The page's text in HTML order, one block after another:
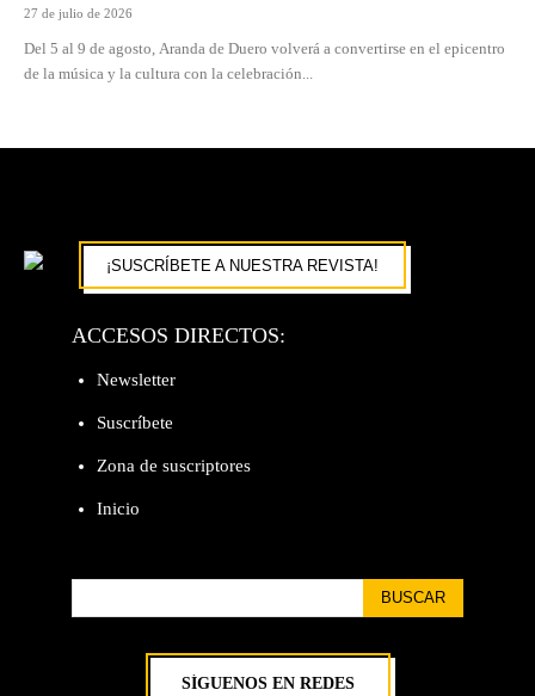
27 de julio de 2026
Del 5 al 9 de agosto, Aranda de Duero volverá a convertirse en el epicentro
de la música y la cultura con la celebración...
¡SUSCRÍBETE A NUESTRA REVISTA!
ACCESOS DIRECTOS:
Newsletter
Suscríbete
Zona de suscriptores
Inicio
BUSCAR
SÍGUENOS EN REDES